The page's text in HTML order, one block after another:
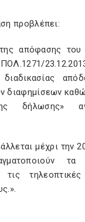
προβλέπει:
απόφασης του
διαφημίσεων
δήλωσης»
μέχρι την
τα